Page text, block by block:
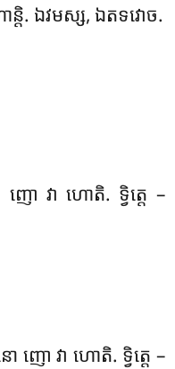
ោន្តិ. ឯវមស្ស, ឯតទវោច.
ញោ វា ហោតិ. ទ្វិត្តេ –
ញោ វា ហោតិ. ទ្វិត្តេ –